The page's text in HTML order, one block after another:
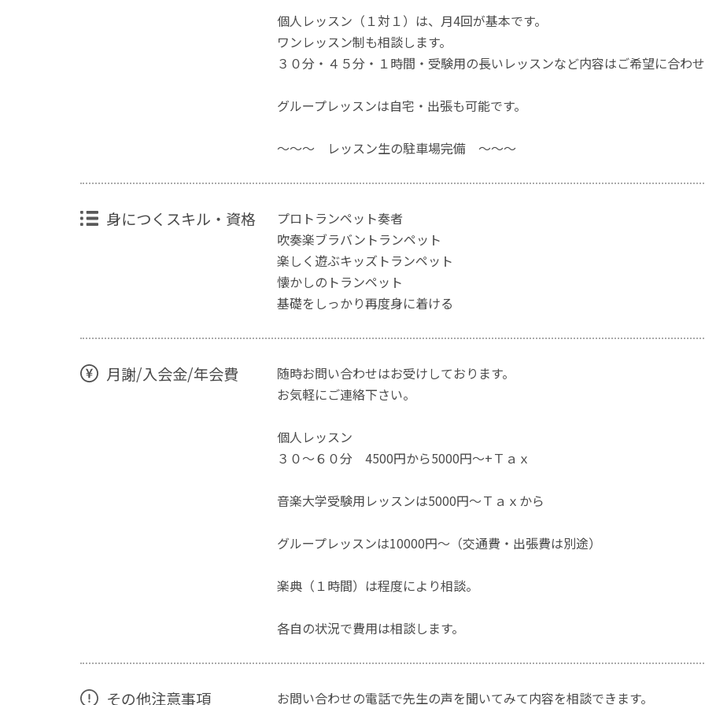
個人レッスン（１対１）は、月4回が基本です。
ワンレッスン制も相談します。
３０分・４５分・１時間・受験用の長いレッスンなど内容はご希望に合わ
グループレッスンは自宅・出張も可能です。
～～～ レッスン生の駐車場完備 ～～～
身につくスキル・資格
プロトランペット奏者
吹奏楽ブラバントランペット
楽しく遊ぶキッズトランペット
懐かしのトランペット
基礎をしっかり再度身に着ける
月謝/入会金/年会費
随時お問い合わせはお受けしております。
お気軽にご連絡下さい。
個人レッスン
３０～６０分 4500円から5000円～+Ｔａｘ
音楽大学受験用レッスンは5000円～Ｔａｘから
グループレッスンは10000円～（交通費・出張費は別途）
楽典（１時間）は程度により相談。
各自の状況で費用は相談します。
その他注意事項 お問い合わせの電話で先生の声を聞いてみて内容を相談できます。